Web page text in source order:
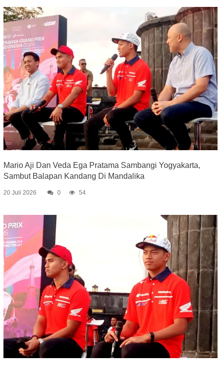
Mario Aji Dan Veda Ega Pratama Sambangi Yogyakarta,
Sambut Balapan Kandang Di Mandalika
20 Juli 2026 0 54